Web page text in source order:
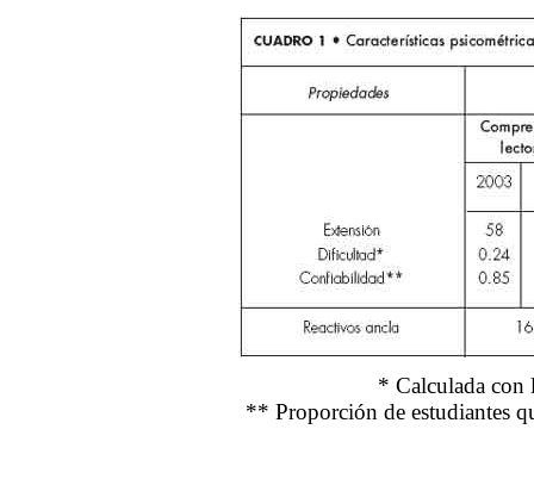
* Calculada
** Proporción de estudiantes